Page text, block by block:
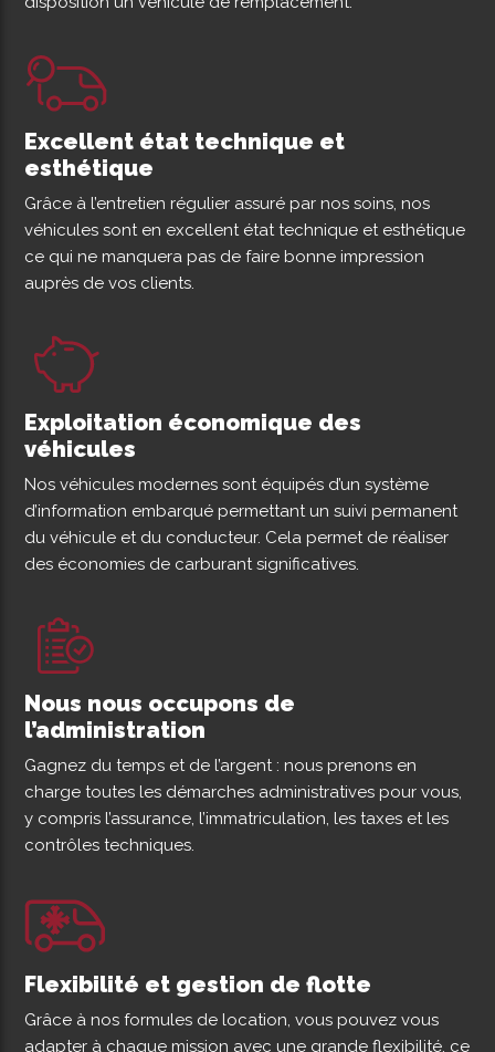
Excellent état technique et
esthétique
Grâce à l’entretien régulier assuré par nos soins, nos
véhicules sont en excellent état technique et esthétique
ce qui ne manquera pas de faire bonne impression
auprès de vos clients.
Exploitation économique des
véhicules
Nos véhicules modernes sont équipés d’un système
d’information embarqué permettant un suivi permanent
du véhicule et du conducteur. Cela permet de réaliser
des économies de carburant significatives.
Nous nous occupons de
l’administration
Gagnez du temps et de l’argent : nous prenons en
charge toutes les démarches administratives pour vous,
y compris l’assurance, l’immatriculation, les taxes et les
contrôles techniques.
Flexibilité et gestion de flotte
Grâce à nos formules de location, vous pouvez vous
adapter à chaque mission avec une grande flexibilité, ce